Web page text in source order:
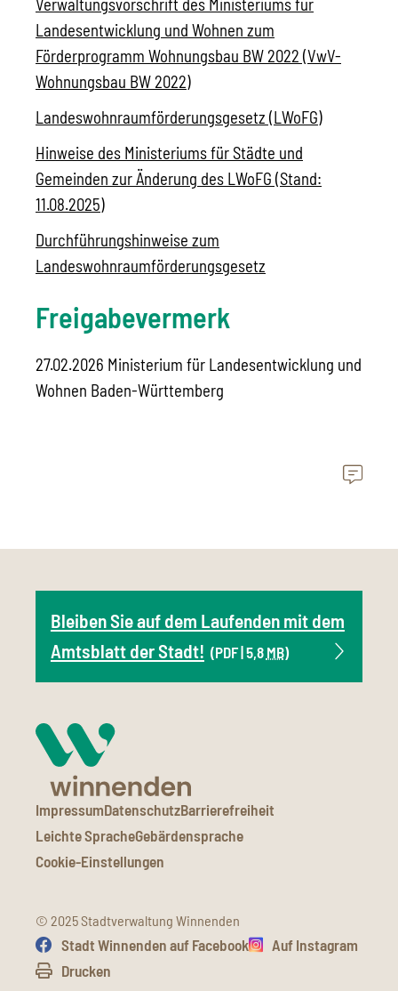
Landesentwicklung und Wohnen zum
Förderprogramm Wohnungsbau BW 2022 (VwV-
Wohnungsbau BW 2022)
Landeswohnraumförderungsgesetz (LWoFG)
Hinweise des Ministeriums für Städte und
Gemeinden zur Änderung des LWoFG (Stand:
11.08.2025)
Durchführungshinweise zum
Landeswohnraumförderungsgesetz
Freigabevermerk
27.02.2026 Ministerium für Landesentwicklung und
Wohnen Baden-Württemberg
Bleiben Sie auf dem Laufenden mit dem
Amtsblatt der Stadt! (PDF | 5,8 MB)
ImpressumDatenschutzBarrierefreiheit
Leichte SpracheGebärdensprache
Cookie-Einstellungen
© 2025 Stadtverwaltung Winnenden
Stadt Winnenden auf Facebook
Auf Instagram
Drucken